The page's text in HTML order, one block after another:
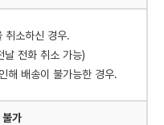
취소하신 경우.
날 전화 취소 가능)
해 배송이 불가능한 경우.
불가